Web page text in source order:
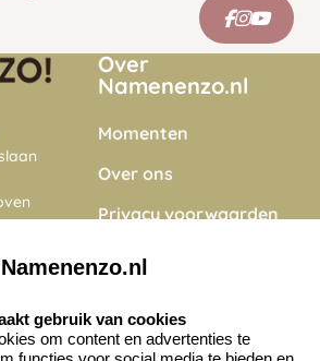
Over
Namenenzo.nl
Momenten
Over ons
Privacy voorwaarden
Onze vacatures
gebruik van cookies
om content en advertenties te